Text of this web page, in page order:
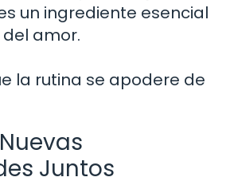
un ingrediente esencial
amor.
la rutina se apodere de
Juntos